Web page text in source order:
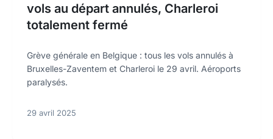
vols au départ annulés, Charleroi
totalement fermé
Grève générale en Belgique : tous les vols annulés à
Bruxelles-Zaventem et Charleroi le 29 avril. Aéroports
paralysés.
29 avril 2025